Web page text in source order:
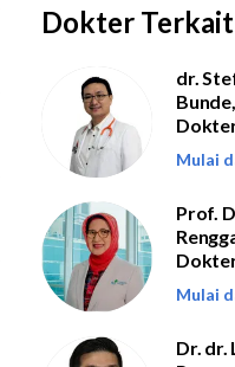
Dokter Terkait